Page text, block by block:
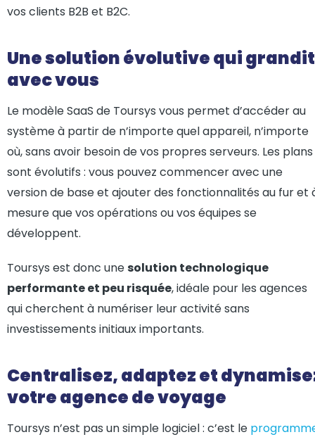
vos clients B2B et B2C.
Une solution évolutive qui grandit
avec vous
Le modèle SaaS de Toursys vous permet d’accéder au
système à partir de n’importe quel appareil, n’importe
où, sans avoir besoin de vos propres serveurs. Les plans
sont évolutifs : vous pouvez commencer avec une
version de base et ajouter des fonctionnalités au fur et
mesure que vos opérations ou vos équipes se
développent.
Toursys est donc unesolution technologique
performante et peu risquée, idéale pour les agences
qui cherchent à numériser leur activité sans
investissements initiaux importants.
Centralisez, adaptez et
votre agence de voyage
Toursys n’est pas un simple logiciel : c’est le